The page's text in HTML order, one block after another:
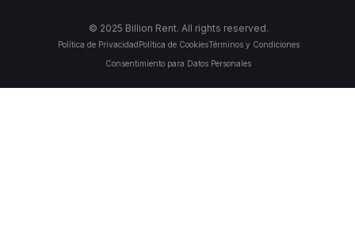
© 2025 Billion Rent. All rights reserved.
Política de PrivacidadPolítica de CookiesTérminos y Condiciones
Consentimiento para Datos Personales